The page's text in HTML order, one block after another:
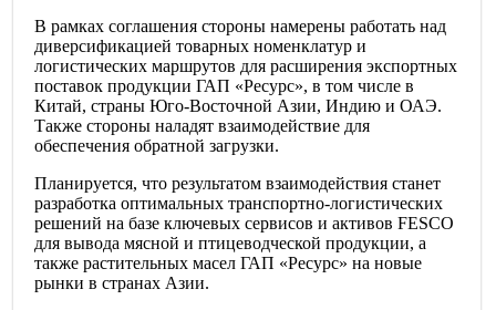
В рамках соглашения стороны намерены работать над
диверсификацией товарных номенклатур и
логистических маршрутов для расширения экспортных
поставок продукции ГАП «Ресурс», в том числе в
Китай, страны Юго-Восточной Азии, Индию и ОАЭ.
Также стороны наладят взаимодействие для
обеспечения обратной загрузки.
Планируется, что результатом взаимодействия станет
разработка оптимальных транспортно-логистических
решений на базе ключевых сервисов и активов FESCO
для вывода мясной и птицеводческой продукции, а
также растительных масел ГАП «Ресурс» на новые
рынки в странах Азии.